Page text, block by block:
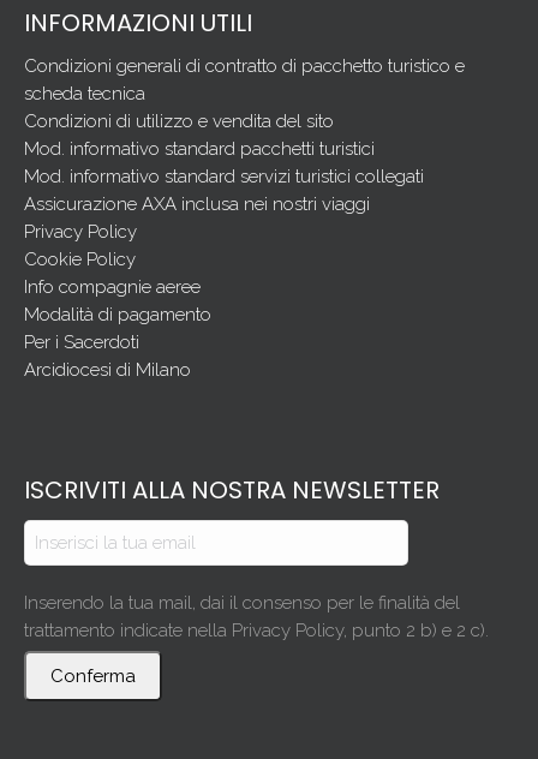
INFORMAZIONI UTILI
Condizioni generali di contratto di pacchetto turistico e
scheda tecnica
Condizioni di utilizzo e vendita del sito
Mod. informativo standard pacchetti turistici
Mod. informativo standard servizi turistici collegati
Assicurazione AXA inclusa nei nostri viaggi
Privacy Policy
Cookie Policy
Info compagnie aeree
Modalità di pagamento
Per i Sacerdoti
Arcidiocesi di Milano
ISCRIVITI ALLA NOSTRA NEWSLETTER
Inserendo la tua mail, dai il consenso per le finalità del
trattamento indicate nella Privacy Policy, punto 2 b) e 2 c).
Conferma